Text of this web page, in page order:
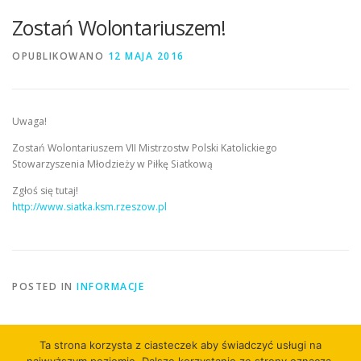
Zostań Wolontariuszem!
OPUBLIKOWANO 12 MAJA 2016
Uwaga!
Zostań Wolontariuszem VII Mistrzostw Polski Katolickiego
Stowarzyszenia Młodzieży w Piłkę Siatkową
Zgłoś się tutaj!
http://www.siatka.ksm.rzeszow.pl
POSTED IN INFORMACJE
Ta strona korzysta z ciasteczek aby świadczyć usługi na